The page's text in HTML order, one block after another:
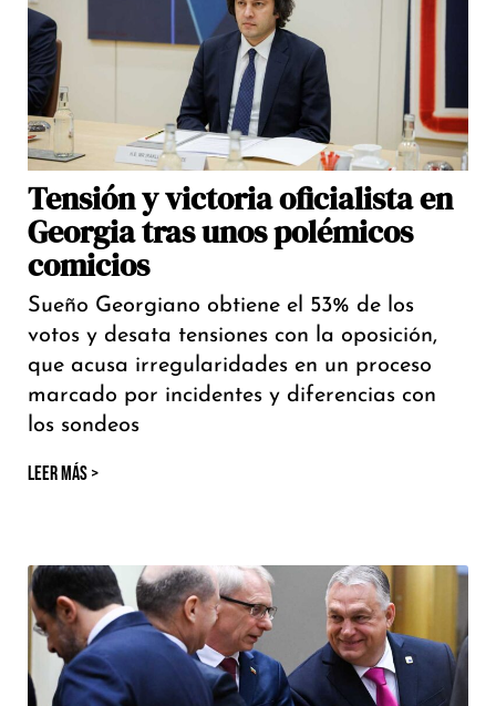
Tensión y victoria oficialista en
Georgia tras unos polémicos
comicios
Sueño Georgiano obtiene el 53% de los
votos y desata tensiones con la oposición,
que acusa irregularidades en un proceso
marcado por incidentes y diferencias con
los sondeos
LEER MÁS >